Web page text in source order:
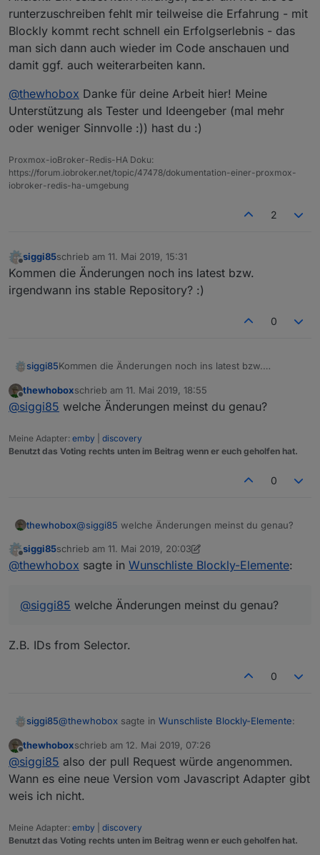
Anwender der nicht Programmieren kann.
Aber auch der fortgeschrittene nutzt sicher an
der ein oder anderen Stelle Blockly. Ich finde
es für SmartHome Themen sehr nützlich mit
Blockly zu arbeiten.
Aus Anfängern werden machmal Fortgeschrittene.
Und die Begehrlichkeiten wachsen ziemlich schnell.
Da sollte Blockly keine Einbahnstrasse sein.
Den Spruch "na dann sollen die doch JS lernen"
Blockly sollte/muss erweitert werden, aber immer
mit dem Hintergrund, das es Blockly ist.
runterzuschreiben fehlt mir teilweise die Erfahrung - mit
Blockly kommt recht schnell ein Erfolgserlebnis - das
man sich dann auch wieder im Code anschauen und
damit ggf. auch weiterarbeiten kann.
@thewhobox Danke für deine Arbeit hier! Meine
Unterstützung als Tester und Ideengeber (mal mehr
oder weniger Sinnvolle :)) hast du :)
Proxmox-ioBroker-Redis-HA Doku:
https://forum.iobroker.net/topic/47478/dokumentation-einer-proxmox-
iobroker-redis-ha-umgebung
2
siggi85schrieb am 11. Mai 2019, 15:31
zuletzt editiert von
Kommen die Änderungen noch ins latest bzw.
irgendwann ins stable Repository? :)
0
siggi85Kommen die Änderungen noch ins latest bzw.
Offline
thewhoboxschrieb am 11. Mai 2019, 18:55
zuletzt editiert von
@siggi85 welche Änderungen meinst du genau?
Meine Adapter: emby
discovery
Benutzt das Voting rechts unten im Beitrag wenn er euch geholfen hat.
0
thewhobox@siggi85 welche Änderungen meinst du genau?
Offline
siggi85schrieb am 11. Mai 2019, 20:03
zuletzt editiert von siggi855. Nov. 2019, 22:03
@thewhobox sagte in Wunschliste Blockly-Elemente:
@siggi85 welche Änderungen meinst du genau?
Z.B. IDs from Selector.
0
siggi85@thewhobox sagte in Wunschliste Blockly-Elemente:
@siggi85welche Änderungen meinst du genau?
Z.B. IDs from Selector.
Offline
thewhoboxschrieb am 12. Mai 2019, 07:26
zuletzt editiert von
@siggi85 also der pull Request würde angenommen.
Wann es eine neue Version vom Javascript Adapter gibt
weis ich nicht.
Meine Adapter: emby
discovery
Benutzt das Voting rechts unten im Beitrag wenn er euch geholfen hat.